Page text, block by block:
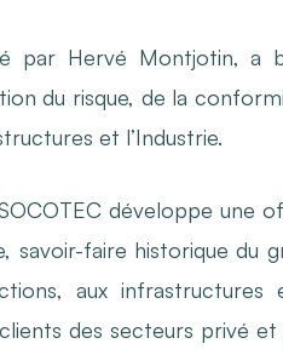
par Hervé Montjotin, a
du risque, de la
et l’Industrie.
développe une
faire historique du
aux infrastructures
des secteurs privé